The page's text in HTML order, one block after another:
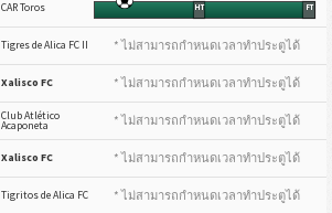
CAR Toros HT FT
Tigres de Alica FC II
* ไม่สามารถกำหนดเวลาทำประตูได้
Xalisco FC
* ไม่สามารถกำหนดเวลาทำประตูได้
Club Atlético
Acaponeta
* ไม่สามารถกำหนดเวลาทำประตูได้
Xalisco FC
* ไม่สามารถกำหนดเวลาทำประตูได้
Tigritos de Alica FC
* ไม่สามารถกำหนดเวลาทำประตูได้